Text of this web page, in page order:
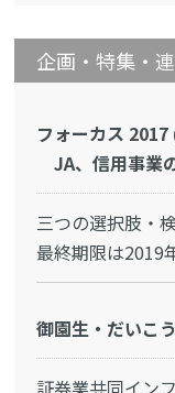
企画・特集・
フォーカス
JA、信用事業
三つの選択肢・
最終期限は2019
御園生・だいこ
証券業共同イン